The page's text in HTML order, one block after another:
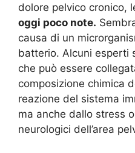
dolore pelvico cronico,
oggi poco note.
causa di un
batterio. Alcuni esperti
che può essere
composizione chimica
reazione del sistema
ma anche dallo stress
neurologici dell’area